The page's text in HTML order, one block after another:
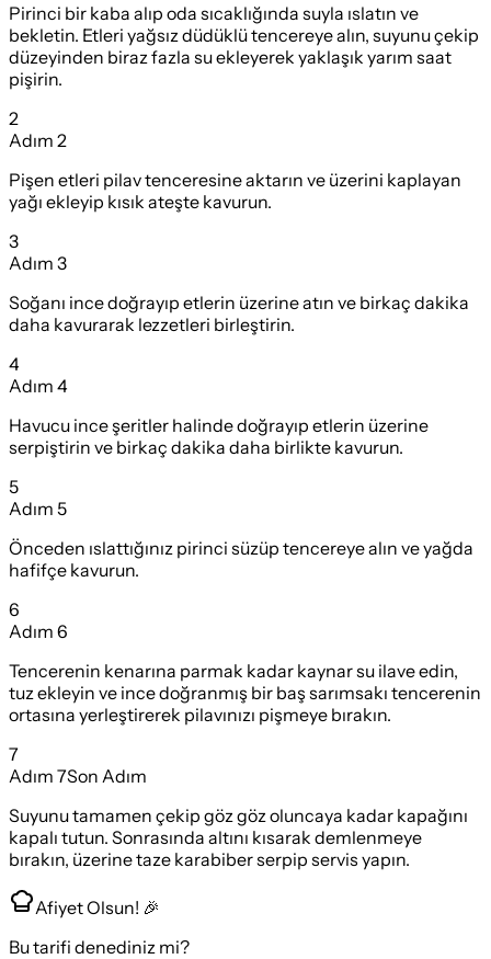
Pirinci bir kaba alıp oda sıcaklığında suyla ıslatın ve
bekletin. Etleri yağsız düdüklü tencereye alın, suyunu çekip
düzeyinden biraz fazla su ekleyerek yaklaşık yarım saat
pişirin.
2
Adım 2
Pişen etleri pilav tenceresine aktarın ve üzerini kaplayan
yağı ekleyip kısık ateşte kavurun.
3
Adım 3
Soğanı ince doğrayıp etlerin üzerine atın ve birkaç dakika
daha kavurarak lezzetleri birleştirin.
4
Adım 4
Havucu ince şeritler halinde doğrayıp etlerin üzerine
serpiştirin ve birkaç dakika daha birlikte kavurun.
5
Adım 5
Önceden ıslattığınız pirinci süzüp tencereye alın ve yağda
hafifçe kavurun.
6
Adım 6
Tencerenin kenarına parmak kadar kaynar su ilave edin,
tuz ekleyin ve ince doğranmış bir baş sarımsakı tencerenin
ortasına yerleştirerek pilavınızı pişmeye bırakın.
7
Adım 7Son Adım
Suyunu tamamen çekip göz göz oluncaya kadar kapağını
kapalı tutun. Sonrasında altını kısarak demlenmeye
bırakın, üzerine taze karabiber serpip servis yapın.
Afiyet Olsun! 🎉
Bu tarifi denediniz mi?